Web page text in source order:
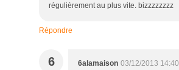
régulièrement au plus vite. bizzzzzzzz
Répondre
6 6alamaison 03/12/2013 14:40